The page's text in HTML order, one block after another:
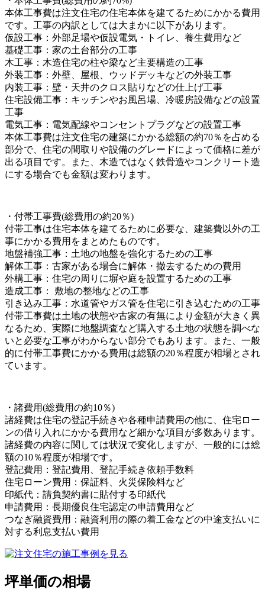
本体工事費は注文住宅の住宅本体を建てるためにかかる費用
です。工事の内訳としては大まかに以下があります。
仮設工事：外部足場や仮設電気・トイレ、養生費用など
基礎工事：家の土台部分の工事
木工事：木造住宅の柱や梁など主要構造の工事
外装工事：外壁、屋根、ウッドデッキなどの外装工事
内装工事：壁・天井のクロス貼りなどの仕上げ工事
住宅設備工事：キッチンやお風呂場、冷暖房設備などの設置
工事
電気工事：電気配線やコンセントプラグなどの設置工事
本体工事費は注文住宅の建築にかかる総額の約70％を占める
部分で、住宅の間取りや設備のグレードによって価格に差が
出る項目です。また、木造ではなく鉄骨造やコンクリート造
にする場合でも金額は変わります。
・付帯工事費(総費用の約20％)
付帯工事は住宅本体を建てるために必要な、建築費以外の工
事にかかる費用をまとめたものです。
地盤補強工事：土地の地盤を強化するための工事
解体工事：古家がある場合に解体・撤去するための費用
外構工事：住宅の周りに塀や庭を設置するための工事
造成工事： 敷地の整地などの工事
引き込み工事：水道管やガス管を住宅に引き込むための工事
付帯工事費は土地の状態や古家の有無により金額が大きく異
なるため、実際に地盤調査など購入する土地の状態を調べな
いと必要な工事がわからない部分でもあります。また、一般
的に付帯工事費にかかる費用は総額の20％程度が相場とされ
ています。
・諸費用(総費用の約10％)
諸経費は住宅の登記手続きや各種申請費用の他に、住宅ロー
ンの借り入れにかかる費用など細かな項目が多数あります。
諸経費の内容に関しては状況で変化しますが、一般的には総
額の10％程度が相場です。
登記費用：登記費用、登記手続き依頼手数料
住宅ローン費用：保証料、火災保険料など
印紙代：請負契約書に貼付する印紙代
申請費用：長期優良住宅認定の申請費用など
つなぎ融資費用：融資利用の際の着工金などの中途支払いに
対する利息支払い費用
坪単価の相場